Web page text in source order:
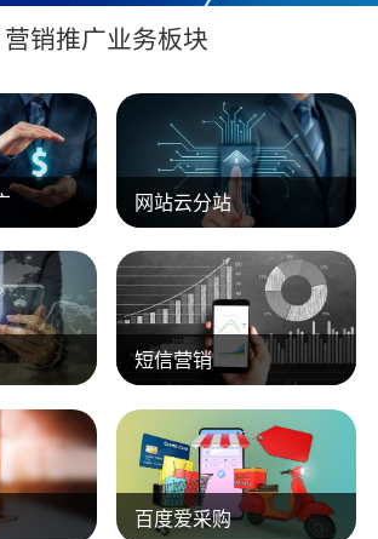
营销推广业务板块
网站云分站
短信营销
百度爱采购